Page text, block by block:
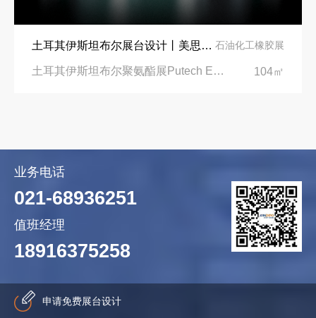
土耳其伊斯坦布尔展台设计丨美思德创新产品，打造聚氨酯行业标杆 石油化工橡胶展
土耳其伊斯坦布尔聚氨酯展Putech Eurasia|土耳其国际会展中心 104㎡
业务电话
021-68936251
值班经理
18916375258
申请免费展台设计